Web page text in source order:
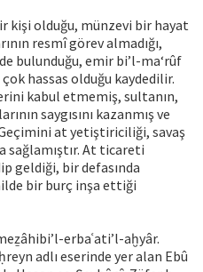
kişi olduğu, münzevi bir hayat
resmî görev almadığı,
bulunduğu, emir bi’l-ma‘rûf
hassas olduğu kaydedilir.
kabul etmemiş, sultanın,
saygısını kazanmış ve
at yetiştiriciliği, savaş
sağlamıştır. At ticareti
geldiği, bir defasında
bir burç inşa ettiği
erbaʿati’l-aḫyâr.
adlı eserinde yer alan Ebû